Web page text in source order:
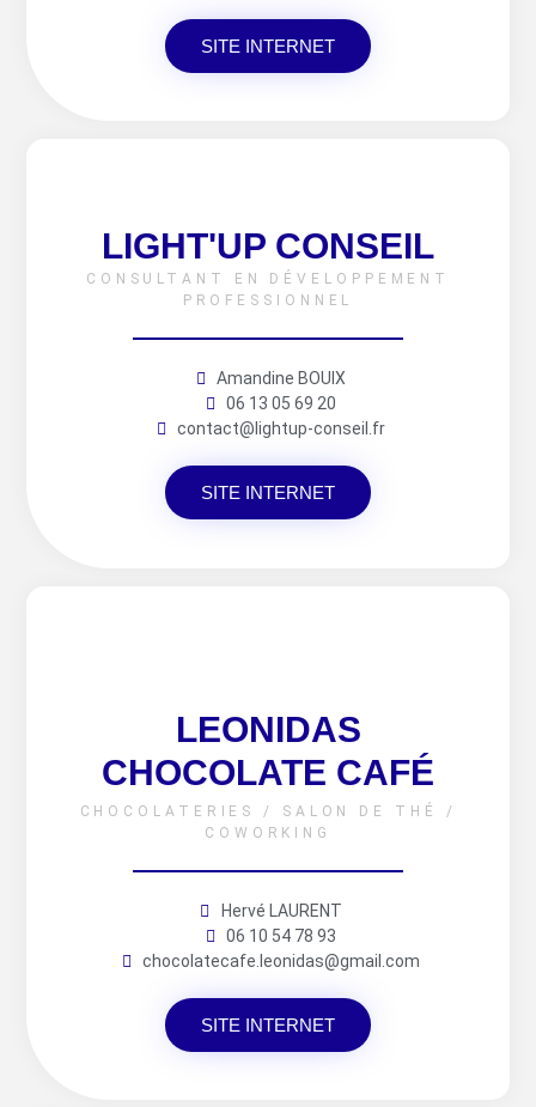
SITE INTERNET
LIGHT'UP CONSEIL
CONSULTANT EN DÉVELOPPEMENT
PROFESSIONNEL
Amandine BOUIX
06 13 05 69 20
contact@lightup-conseil.fr
SITE INTERNET
LEONIDAS
CHOCOLATE CAFÉ
CHOCOLATERIES / SALON DE THÉ /
COWORKING
Hervé LAURENT
06 10 54 78 93
chocolatecafe.leonidas@gmail.com
SITE INTERNET